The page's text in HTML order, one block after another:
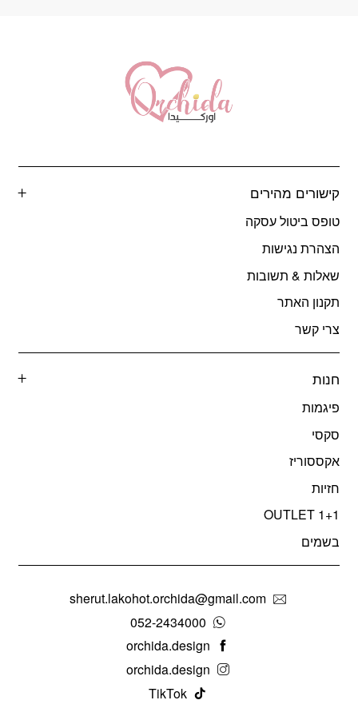
קישורים מהירים
טופס ביטול עסקה
הצהרת נגישות
שאלות & תשובות
תקנון האתר
צרי קשר
חנות
פיגמות
סקסי
אקססוריז
חזיות
OUTLET 1+1
בשמים
sherut.lakohot.orchida@gmail.com
052-2434000
orchida.design
orchida.design
TikTok